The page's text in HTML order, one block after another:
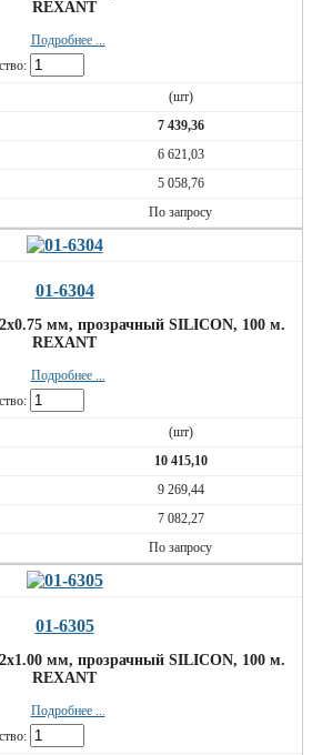
REXANT
Подробнее ...
(шт)
7 439,36
6 621,03
5 058,76
По запросу
01-6304
мм, прозрачный SILICON, 100 м.
REXANT
Подробнее ...
(шт)
10 415,10
9 269,44
7 082,27
По запросу
01-6305
мм, прозрачный SILICON, 100 м.
REXANT
Подробнее ...